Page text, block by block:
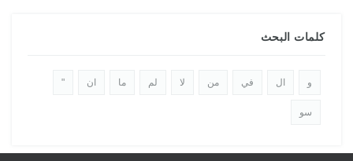
كلمات البحث
و ال في من لا لم ما ان "
سو